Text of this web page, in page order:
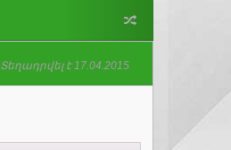
Տեղադրվել է 17.04.2015